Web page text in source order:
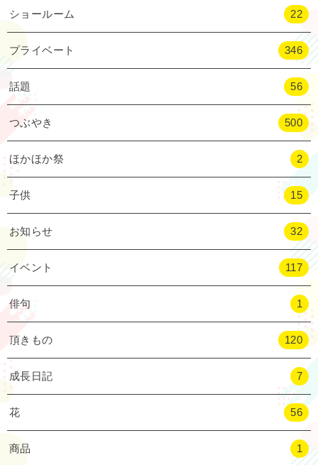
ショールーム 22
プライベート 346
話題 56
つぶやき 500
ほかほか祭 2
子供 15
お知らせ 32
イベント 117
俳句 1
頂きもの 120
成長日記 7
花 56
商品 1